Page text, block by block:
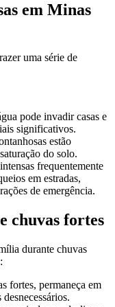
em Minas
uma série de
pode invadir casas e
significativos.
estão
do solo.
frequentemente
em estradas,
de emergência.
chuvas fortes
durante chuvas
fortes, permaneça em